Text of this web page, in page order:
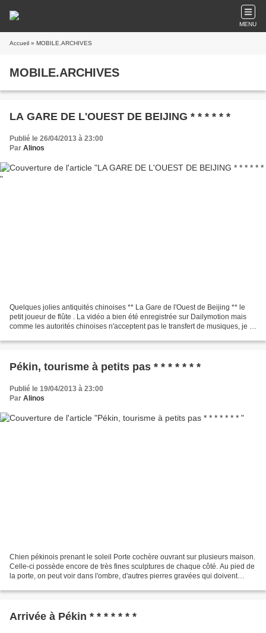
MENU
Accueil » MOBILE.ARCHIVES
MOBILE.ARCHIVES
LA GARE DE L'OUEST DE BEIJING * * * * * *
Publié le 26/04/2013 à 23:00
Par Alinos
Quelques jolies antiquités chinoises ** La Gare de l'Ouest de Beijing ** le
petit joueur de flûte . La vidéo a bien été enregistrée sur Dailymotion mais
comme les autorités chinoises n'acceptent pas le transfert de musiques, je la
Pékin, tourisme à petits pas * * * * * * *
Publié le 19/04/2013 à 23:00
Par Alinos
Chien pékinois prenant le soleil Porte cochère ouvrant sur plusieurs maison.
Celle-ci possède encore de très fines sculptures de chaque côté. Au pied de
la porte, on peut voir dans l'ombre, d'autres pierres gravées qui doivent
Arrivée à Pékin * * * * * * *